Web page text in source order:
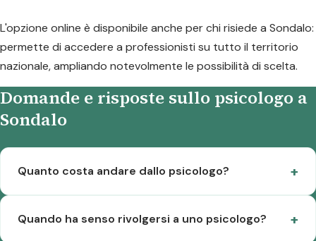
L'opzione online è disponibile anche per chi risiede a Sondalo:
permette di accedere a professionisti su tutto il territorio
nazionale, ampliando notevolmente le possibilità di scelta.
Domande e risposte sullo psicologo a
Sondalo
Quanto costa andare dallo psicologo?
Quando ha senso rivolgersi a uno psicologo?